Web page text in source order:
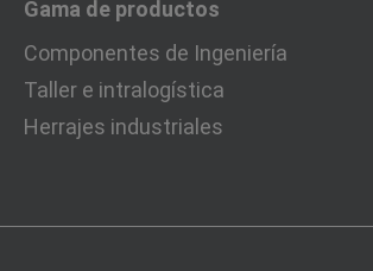
Gama de productos
Componentes de Ingeniería
Taller e intralogística
Herrajes industriales